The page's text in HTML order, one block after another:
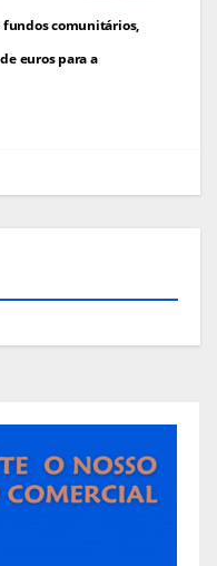
fundos comunitários,
euros para a